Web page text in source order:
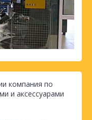
компания по
и аксессуарами